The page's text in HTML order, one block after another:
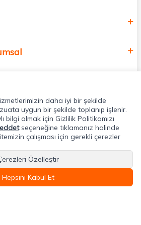
daha iyi bir şekilde
uygun bir şekilde toplanıp işlenir.
bilgi almak için Gizlilik Politikamızı
seçeneğine tıklamanız halinde
çalışması için gerekli çerezler
Özelleştir
Hepsini Kabul Et